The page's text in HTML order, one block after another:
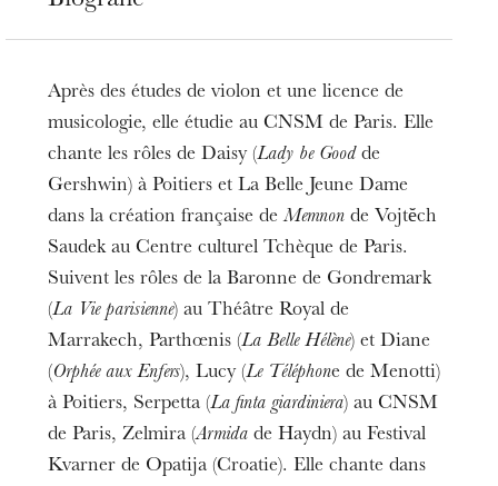
Après des études de violon et une licence de
musicologie, elle étudie au CNSM de Paris. Elle
chante les rôles de Daisy (Lady be Good de
Gershwin) à Poitiers et La Belle Jeune Dame
dans la création française deMemnon de Vojtĕch
Saudek au Centre culturel Tchèque de Paris.
Suivent les rôles de la Baronne de Gondremark
(La Vie parisienne) au Théâtre Royal de
Marrakech, Parthœnis (La Belle Hélène) et Diane
(Orphée aux Enfers), Lucy (Le Téléphone de Menotti)
à Poitiers, Serpetta (La finta giardiniera) au CNSM
de Paris, Zelmira (Armida de Haydn) au Festival
Kvarner de Opatija (Croatie). Elle chante dans